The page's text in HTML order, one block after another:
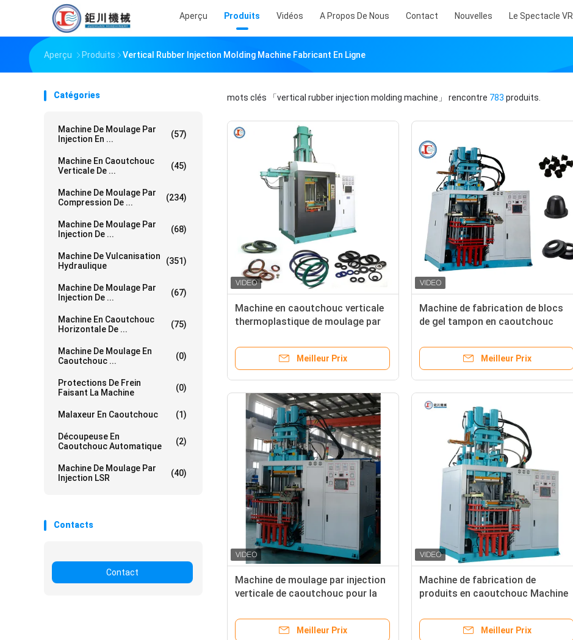
Aperçu Produits Vidéos A Propos De Nous Contact Nouvelles Le Spectacle VR
Aperçu Produits Vertical Rubber Injection Molding Machine Fabricant En Ligne
Catégories
Machine De Moulage Par
Injection En ...
(57)
Machine En Caoutchouc
Verticale De ...
(45)
Machine De Moulage Par
Compression De ...
(234)
Machine De Moulage Par
Injection De ...
(68)
Machine De Vulcanisation
Hydraulique
(351)
Machine De Moulage Par
Injection De ...
(67)
Machine En Caoutchouc
Horizontale De ...
(75)
Machine De Moulage En
Caoutchouc ...
(0)
Protections De Frein
Faisant La Machine
(0)
Malaxeur En Caoutchouc (1)
Découpeuse En
Caoutchouc Automatique
(2)
Machine De Moulage Par
Injection LSR
(40)
Contacts
Contact
mots clés 「vertical rubber injection molding machine」 rencontre 783 produits.
Machine en caoutchouc verticale
thermoplastique de moulage par
Meilleur Prix
Machine de fabrication de blocs
de gel tampon en caoutchouc
verticale de caoutchouc
Meilleur Prix
Machine de moulage par injection
verticale de caoutchouc pour la
Meilleur Prix
Machine de fabrication de
produits en caoutchouc Machine
de caoutchouc pour fabrication
de pièces de motocyclettes
Meilleur Prix